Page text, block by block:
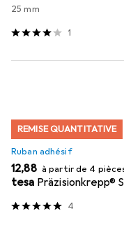
25 mm
1
REMISE QUANTITATIVE
Ruban adhésif
EUR
12,88 à partir de 4
tesa Präzisionkrepp®
4